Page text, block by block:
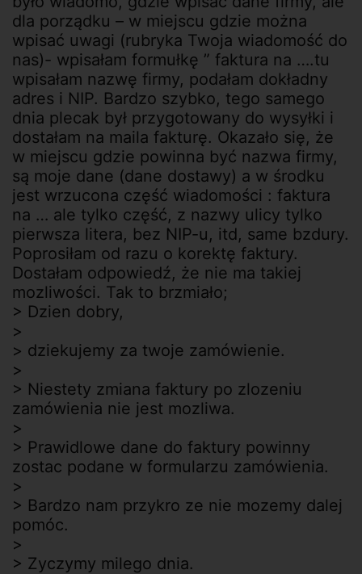
dla porządku – w miejscu gdzie można
wpisać uwagi (rubryka Twoja wiadomość do
nas)- wpisałam formułkę ” faktura na ….tu
wpisałam nazwę firmy, podałam dokładny
adres i NIP. Bardzo szybko, tego samego
dnia plecak był przygotowany do wysyłki i
dostałam na maila fakturę. Okazało się, że
w miejscu gdzie powinna być nazwa firmy,
są moje dane (dane dostawy) a w środku
jest wrzucona część wiadomości : faktura
na … ale tylko część, z nazwy ulicy tylko
pierwsza litera, bez NIP-u, itd, same bzdury.
Poprosiłam od razu o korektę faktury.
Dostałam odpowiedź, że nie ma takiej
mozliwości. Tak to brzmiało;
> Dzien dobry,
>
> dziekujemy za twoje zamówienie.
>
> Niestety zmiana faktury po zlozeniu
zamówienia nie jest mozliwa.
>
> Prawidlowe dane do faktury powinny
zostac podane w formularzu zamówienia.
>
> Bardzo nam przykro ze nie mozemy dalej
pomóc.
>
> Zyczymy milego dnia.